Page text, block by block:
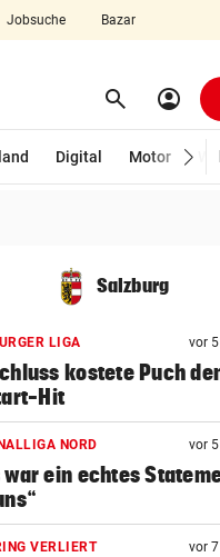
Jobsuche Bazar
search Suchen
account_circle
Digital Motor
Salzburg
LIGA vor
kostete Puch
Hit
NORD vor
war ein echtes
VERLIERT vor